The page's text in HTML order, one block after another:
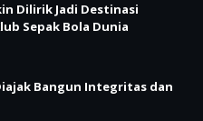
Dilirik Jadi Destinasi
Sepak Bola Dunia
Bangun Integritas dan